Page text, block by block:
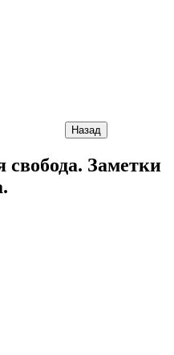
Назад
свобода. Заметки